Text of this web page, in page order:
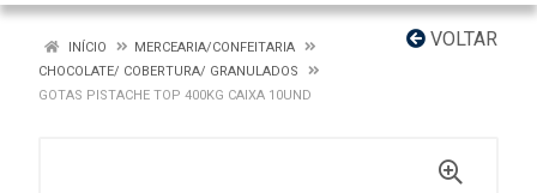
VOLTAR
INÍCIO
MERCEARIA/CONFEITARIA
CHOCOLATE/ COBERTURA/ GRANULADOS
GOTAS PISTACHE TOP 400KG CAIXA 10UND